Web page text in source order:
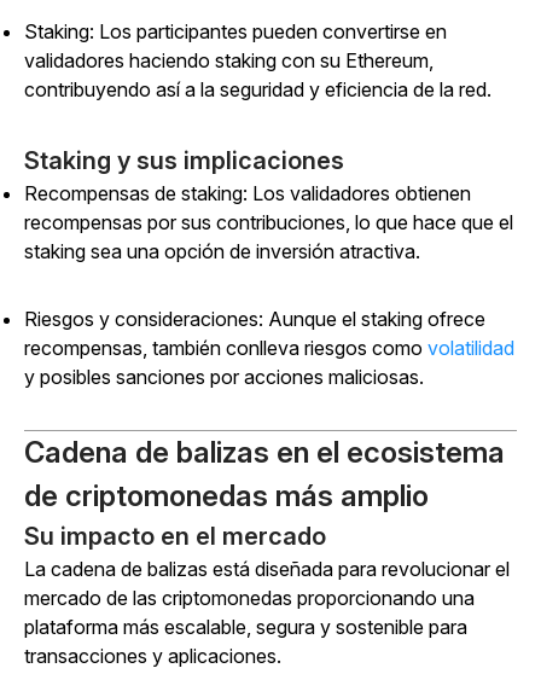
Staking: Los participantes pueden convertirse en
validadores haciendo staking con su Ethereum,
contribuyendo así a la seguridad y eficiencia de la red.
Staking y sus implicaciones
Recompensas de staking: Los validadores obtienen
recompensas por sus contribuciones, lo que hace que el
staking sea una opción de inversión atractiva.
Riesgos y consideraciones: Aunque el staking ofrece
recompensas, también conlleva riesgos como volatilidad
y posibles sanciones por acciones maliciosas.
Cadena de balizas en el ecosistema
de criptomonedas más amplio
Su impacto en el mercado
La cadena de balizas está diseñada para revolucionar el
mercado de las criptomonedas proporcionando una
plataforma más escalable, segura y sostenible para
transacciones y aplicaciones.